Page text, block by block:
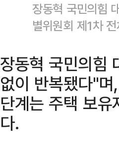
장동혁 국민의힘
별위원회 제1차
장동혁 국민의힘
없이 반복됐다"
단계는 주택 보
다.